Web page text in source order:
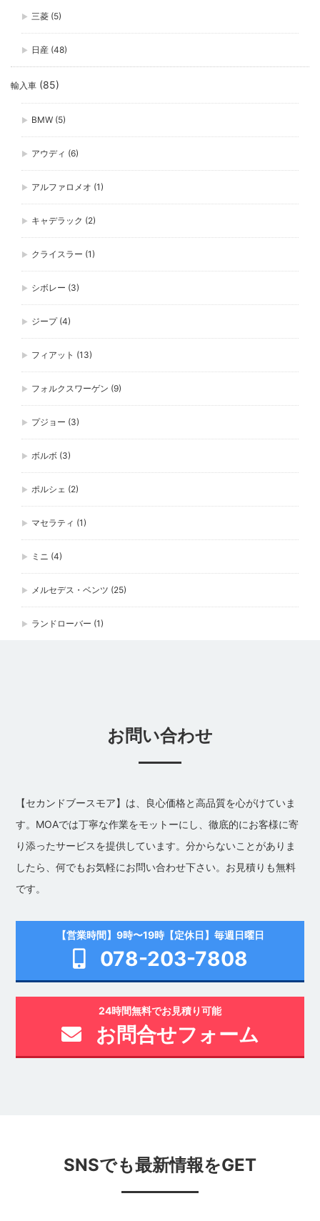
三菱 (5)
日産 (48)
輸入車 (85)
BMW (5)
アウディ (6)
アルファロメオ (1)
キャデラック (2)
クライスラー (1)
シボレー (3)
ジープ(4)
フィアット (13)
フォルクスワーゲン (9)
プジョー (3)
ボルボ (3)
ポルシェ (2)
マセラティ (1)
ミニ (4)
メルセデス・ベンツ (25)
ランドローバー (1)
お問い合わせ
【セカンドブースモア】は、良心価格と高品質を心がけていま
す。MOAでは丁寧な作業をモットーにし、徹底的にお客様に寄
り添ったサービスを提供しています。分からないことがありま
したら、何でもお気軽にお問い合わせ下さい。お見積りも無料
です。
【営業時間】9時〜19時【定休日】毎週日曜日
078-203-7808
24時間無料でお見積り可能
お問合せフォーム
SNSでも最新情報をGET